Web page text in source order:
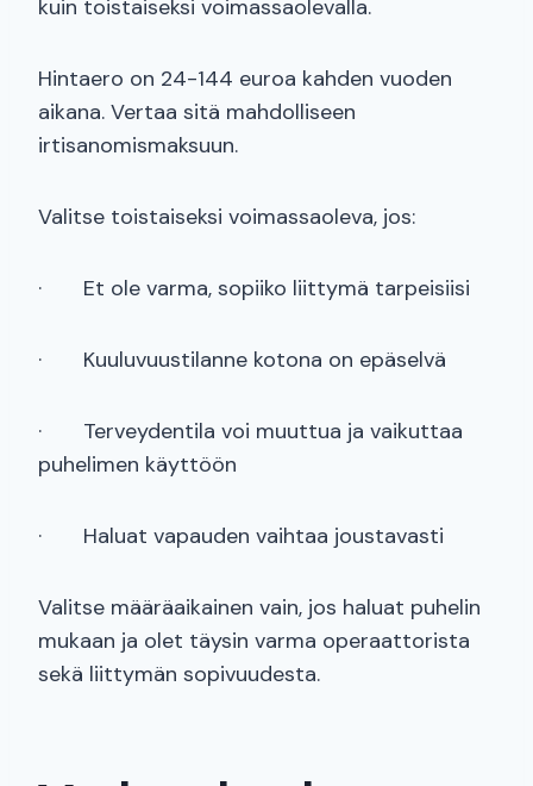
kuin toistaiseksi voimassaolevalla.
Hintaero on 24-144 euroa kahden vuoden
aikana. Vertaa sitä mahdolliseen
irtisanomismaksuun.
Valitse toistaiseksi voimassaoleva, jos:
· Et ole varma, sopiiko liittymä tarpeisiisi
· Kuuluvuustilanne kotona on epäselvä
· Terveydentila voi muuttua ja vaikuttaa
puhelimen käyttöön
· Haluat vapauden vaihtaa joustavasti
Valitse määräaikainen vain, jos haluat puhelin
mukaan ja olet täysin varma operaattorista
sekä liittymän sopivuudesta.